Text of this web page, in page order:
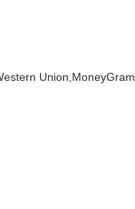
Union,MoneyGram